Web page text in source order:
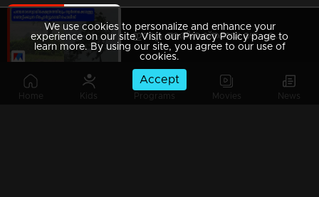
Home Kids Programs Movies News
ഇന്നും അതിശക്തമായ മഴ; ഏഴ് ജില്ലകളിൽ റെഡ് അലർട്ട് പ്രഖ്യാപിച്ചു | red alert
We use cookies to personalize and enhance your
experience on our site. Visit our Privacy Policy page to
learn more. By using our site, you agree to our use of
cookies.
Accept